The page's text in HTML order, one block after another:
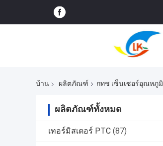
บ้าน ผลิตภัณฑ์ กทช เซ็นเซอร์อุณหภูมิ
ผลิตภัณฑ์ทั้งหมด
เทอร์มิสเตอร์ PTC (87)